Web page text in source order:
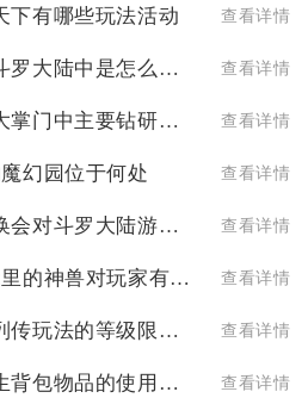
下有哪些玩法活动 查看详情
白灵守护在斗罗大陆中是怎么得到的 查看详情
射雕大侠在大掌门中主要钻研什么技术 查看详情
幻园位于何处 查看详情
共鸣英雄更换会对斗罗大陆游戏中的战斗带来哪些影响 查看详情
少年三国志2里的神兽对玩家有什么帮助 查看详情
少年三国志列传玩法的等级限制是多少 查看详情
掌握绝地求生背包物品的使用技巧 查看详情